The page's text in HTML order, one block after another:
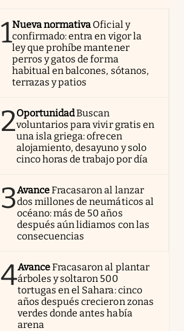
1Nueva normativa Oficial y
confirmado: entra en vigor la
ley que prohíbe mantener
perros y gatos de forma
habitual en balcones, sótanos,
terrazas y patios
2OportunidadBuscan
voluntarios para vivir gratis en
una isla griega: ofrecen
alojamiento, desayuno y solo
cinco horas de trabajo por día
3AvanceFracasaron al lanzar
dos millones de neumáticos al
océano: más de 50 años
después aún lidiamos con las
consecuencias
4AvanceFracasaron al plantar
árboles y soltaron 500
tortugas en el Sahara: cinco
años después crecieron zonas
verdes donde antes había
arena